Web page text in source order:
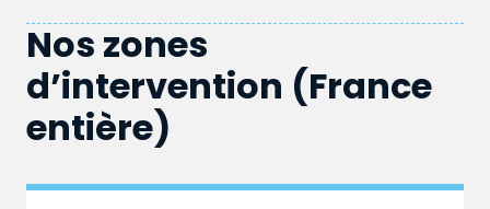
Nos zones
d’intervention (France
entière)